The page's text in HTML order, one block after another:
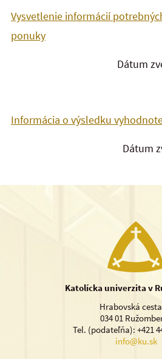
Vysvetlenie informácií
ponuky
Dátum
Informácia o výsledku
Dátum
Katolícka univerzita v
Hrabovská
034 01
Tel. (podateľňa): +421
info@ku.sk